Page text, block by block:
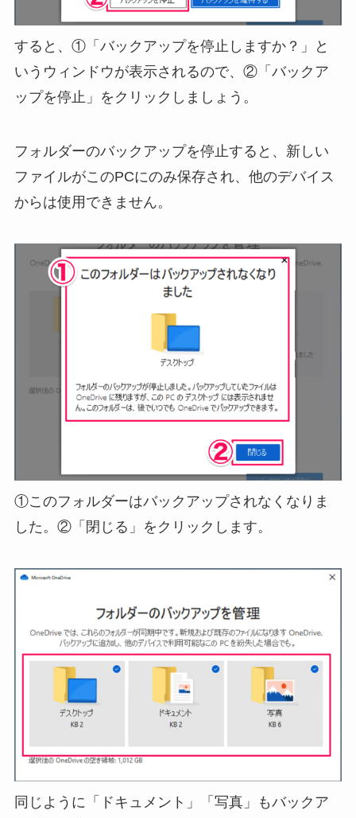
すると、①「バックアップを停止しますか？」と
いうウィンドウが表示されるので、②「バックア
ップを停止」をクリックしましょう。
フォルダーのバックアップを停止すると、新しい
ファイルがこのPCにのみ保存され、他のデバイス
からは使用できません。
①このフォルダーはバックアップされなくなりま
した。②「閉じる」をクリックします。
同じように「ドキュメント」「写真」もバックア